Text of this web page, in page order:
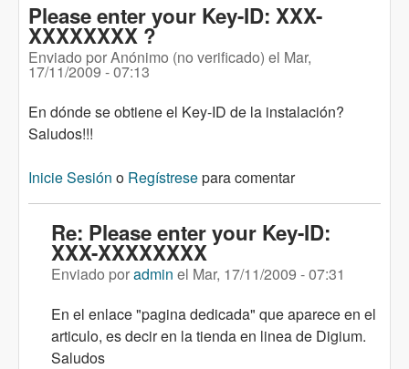
Please enter your Key-ID: XXX-
XXXXXXXX ?
Enviado porAnónimo (no verificado) el Mar,
17/11/2009 - 07:13
En dónde se obtiene el Key-ID de la instalación?
Saludos!!!
Inicie Sesión o Regístresepara comentar
Re: Please enter your Key-ID:
XXX-XXXXXXXX
Enviado poradmin el Mar, 17/11/2009 - 07:31
En el enlace "pagina dedicada" que aparece en el
articulo, es decir en la tienda en linea de Digium.
Saludos